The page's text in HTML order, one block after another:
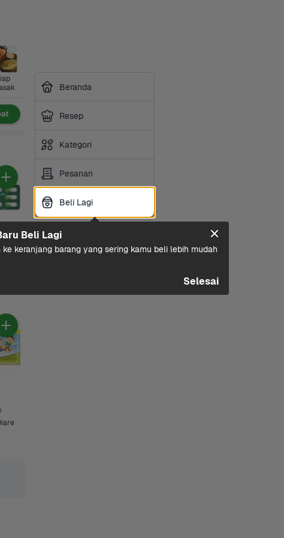
Beranda
Resep
Kategori
Pesanan
Beli Lagi
Beli Lagi
Beli Lagi
ke keranjang barang yang sering kamu beli lebih mudah
Selesai